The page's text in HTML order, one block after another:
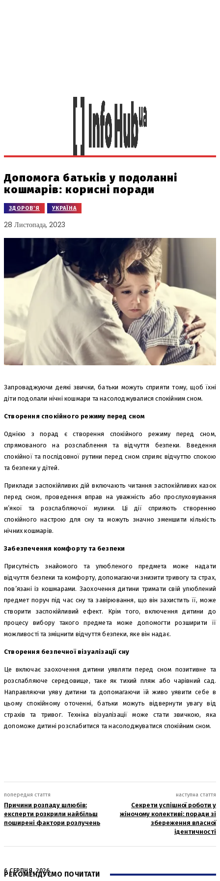
Допомога батьків у подоланні
кошмарів: корисні поради
ЗДОРОВ'Я УКРАЇНА
28 Листопада, 2023
Запроваджуючи деякі звички, батьки можуть сприяти тому, щоб їхні
діти подолали нічні кошмари та насолоджувалися спокійним сном.
Створення спокійного режиму перед сном
Однією з порад є створення спокійного режиму перед сном,
спрямованого на розслаблення та відчуття безпеки. Введення
спокійної та послідовної рутини перед сном сприяє відчуттю спокою
та безпеки у дітей.
Приклади заспокійливих дій включають читання заспокійливих казок
перед сном, проведення вправ на уважність або прослуховування
м’якої та розслабляючої музики. Ці дії сприяють створенню
спокійного настрою для сну та можуть значно зменшити кількість
нічних кошмарів.
Забезпечення комфорту та безпеки
Присутність знайомого та улюбленого предмета може надати
відчуття безпеки та комфорту, допомагаючи знизити тривогу та страх,
пов’язані із кошмарами. Заохочення дитини тримати свій улюблений
предмет поруч під час сну та завірювання, що він захистить її, може
створити заспокійливий ефект. Крім того, включення дитини до
процесу вибору такого предмета може допомогти розширити її
можливості та зміцнити відчуття безпеки, яке він надає.
Створення безпечної візуалізації сну
Це включає заохочення дитини уявляти перед сном позитивне та
розслабляюче середовище, таке як тихий пляж або чарівний сад.
Направляючи уяву дитини та допомагаючи їй живо уявити себе в
цьому спокійному оточенні, батьки можуть відвернути увагу від
страхів та тривог. Техніка візуалізації може стати звичкою, яка
допоможе дитині розслабитися та насолоджуватися спокійним сном.
попередня стаття
Причини розпаду шлюбів:
експерти розкрили найбільш
поширені фактори розлучень
наступна стаття
Секрети успішної роботи у
жіночому колективі: поради зі
збереження власної
ідентичності
РЕКОМЕНДУЄМО ПОЧИТАТИ
6 СЕРПНЯ, 2026